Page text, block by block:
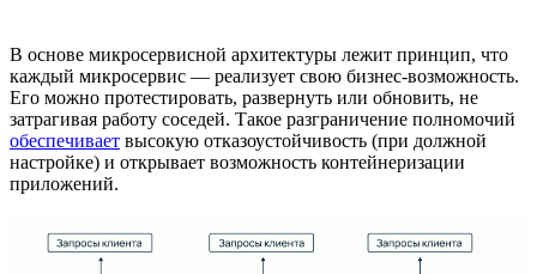
В основе микросервисной архитектуры лежит принцип, что
каждый микросервис — реализует свою бизнес-возможность.
Его можно протестировать, развернуть или обновить, не
затрагивая работу соседей. Такое разграничение полномочий
обеспечивает высокую отказоустойчивость (при должной
настройке) и открывает возможность контейнеризации
приложений.